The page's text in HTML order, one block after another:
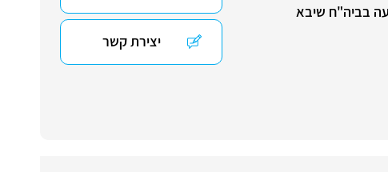
בביה"ח שיבא
יצירת קשר